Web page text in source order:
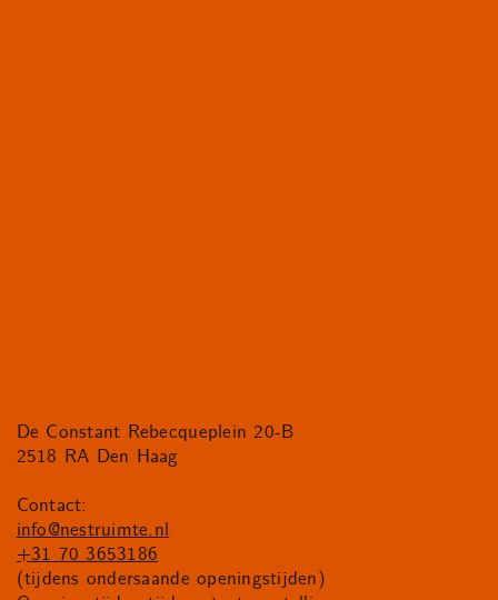
De Constant Rebecqueplein 20-B
2518 RA Den Haag
Contact:
info@nestruimte.nl
+31 70 3653186
(tijdens ondersaande openingstijden)